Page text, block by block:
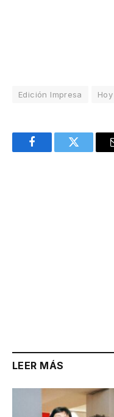
Edición Impresa Hoy
FacebookTwitter
LEER MÁS